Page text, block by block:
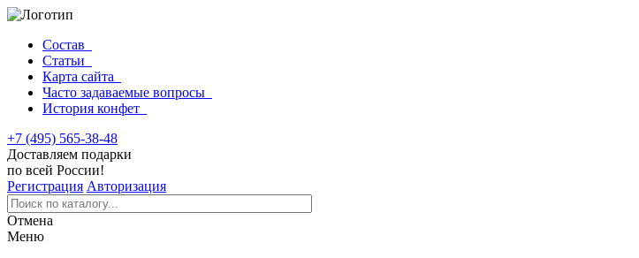
Состав
Статьи
Карта сайта
Часто задаваемые вопросы
История конфет
+7 (495) 565-38-48
Доставляем подарки
по всей России!
Регистрация Авторизация
Отмена
Меню